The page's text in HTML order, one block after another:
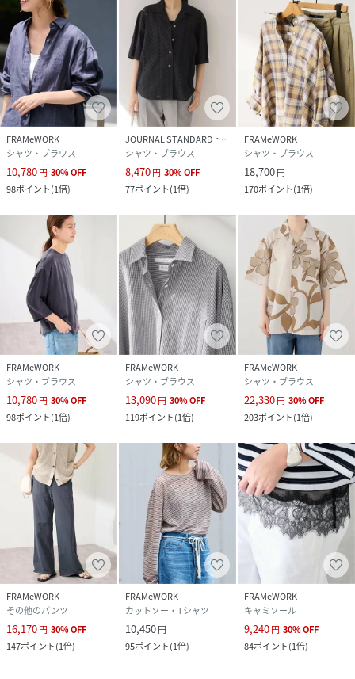
FRAMeWORK
シャツ・ブラウス
10,780円 30%OFF
98ポイント(1倍)
JOURNAL STANDARD relume
シャツ・ブラウス
8,470円 30%OFF
77ポイント(1倍)
FRAMeWORK
シャツ・ブラウス
18,700円
170ポイント(1倍)
FRAMeWORK
シャツ・ブラウス
10,780円 30%OFF
98ポイント(1倍)
FRAMeWORK
シャツ・ブラウス
13,090円 30%OFF
119ポイント(1倍)
FRAMeWORK
シャツ・ブラウス
22,330円 30%OFF
203ポイント(1倍)
FRAMeWORK
その他のパンツ
16,170円 30%OFF
147ポイント(1倍)
FRAMeWORK
カットソー・Tシャツ
10,450円
95ポイント(1倍)
FRAMeWORK
キャミソール
9,240円 30%OFF
84ポイント(1倍)